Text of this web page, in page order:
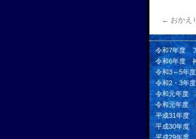
← おかえ
令和7年度
令和6年度
令和3～5年
令和2・3年
令和元年度
令和元年度
平成31年度
平成30年度
平成29年度